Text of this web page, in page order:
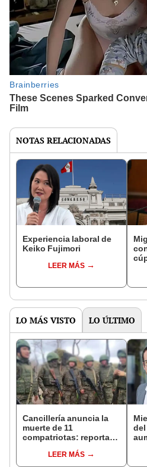
NOTAS RELACIONADAS
Experiencia laboral de
Keiko Fujimori
LEER MÁS
LO MÁS VISTO LO ÚLTIMO
Cancillería anuncia la
muerte de 11
compatriotas: reportan
capturados por Ucrania
LEER MÁS
del